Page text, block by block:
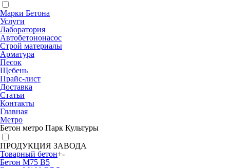
Марки Бетона
Услуги
Лаборатория
Автобетононасос
Строй материалы
Арматура
Песок
Щебень
Прайс-лист
Доставка
Статьи
Контакты
Главная
Метро
Бетон метро Парк Культуры
ПРОДУКЦИЯ ЗАВОДА
Товарный бетон+-
Бетон М75 В5